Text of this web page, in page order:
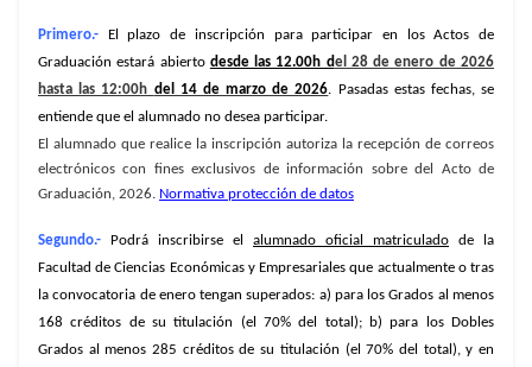
Primero.- El plazo de inscripción para participar en los Actos de
Graduación estará abierto desde las 12.00h del 28 de enero de 2026
hasta las 12:00h del 14 de marzo de 2026. Pasadas estas fechas, se
entiende que el alumnado no desea participar.
El alumnado que realice la inscripción autoriza la recepción de correos
electrónicos con fines exclusivos de información sobre del Acto de
Graduación, 2026. Normativa protección de datos
Segundo.- Podrá inscribirse el alumnado oficial matriculado de la
Facultad de Ciencias Económicas y Empresariales que actualmente o tras
la convocatoria de enero tengan superados: a) para los Grados al menos
168 créditos de su titulación (el 70% del total); b) para los Dobles
Grados al menos 285 créditos de su titulación (el 70% del total), y en